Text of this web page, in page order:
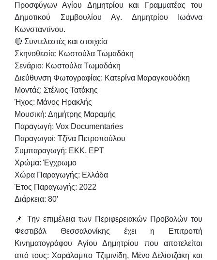
Προσφύγων Αγίου Δημητρίου και Γραμματέας του
Δημοτικού Συμβουλίου Αγ. Δημητρίου Ιωάννα
Κωνσταντίνου.
🔴 Συντελεστές και στοιχεία
Σκηνοθεσία: Κωστούλα Τωμαδάκη
Σενάριο: Κωστούλα Τωμαδάκη
Διεύθυνση Φωτογραφίας: Κατερίνα Μαραγκουδάκη
Μοντάζ: Στέλιος Τατάκης
Ήχος: Μάνος Ηρακλής
Μουσική: Δημήτρης Μαραμής
Παραγωγή: Vox Documentaries
Παραγωγοί: Τζίνα Πετροπούλου
Συμπαραγωγή: ΕΚΚ, ΕΡΤ
Χρώμα: Έγχρωμο
Χώρα Παραγωγής: Ελλάδα
Έτος Παραγωγής: 2022
Διάρκεια: 80′
📌 Την επιμέλεια των Περιφερειακών Προβολών του
Φεστιβάλ Θεσσαλονίκης έχει η
Επιτροπή
Κινηματογράφου Αγίου Δημητρίου που αποτελείται
από τους: Χαράλαμπο Τζιμινίδη, Μένο Δελιοτζάκη και